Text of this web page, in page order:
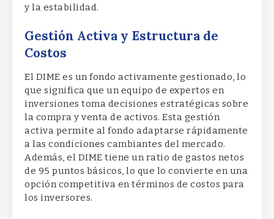
y la estabilidad.
Gestión Activa y Estructura de
Costos
El DIME es un fondo activamente gestionado, lo
que significa que un equipo de expertos en
inversiones toma decisiones estratégicas sobre
la compra y venta de activos. Esta gestión
activa permite al fondo adaptarse rápidamente
a las condiciones cambiantes del mercado.
Además, el DIME tiene un ratio de gastos netos
de 95 puntos básicos, lo que lo convierte en una
opción competitiva en términos de costos para
los inversores.